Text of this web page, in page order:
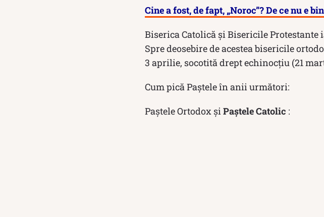
Cine a fost, de fapt, „Noroc”? De ce nu e
Biserica Catolică și Bisericile
Spre deosebire de acestea bisericile
3 aprilie, socotită drept echinocțiu (21
Cum pică Paștele în anii următori:
Paștele Ortodox șiPaștele Catolic :